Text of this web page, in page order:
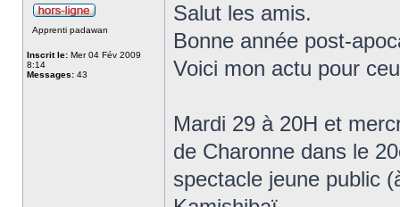
Apprenti padawan
Inscrit le: Mer 04 Fév 2009
8:14
Messages: 43
Salut les amis.
Bonne année post-
Voici mon actu pour
Mardi 29 à 20H et
de Charonne dans le
spectacle jeune public